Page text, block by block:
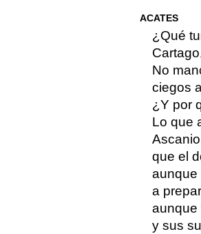
ACATES
¿Qué
No
ciegos
¿Y por
Lo que
que el
aunque
a
aunque
y sus